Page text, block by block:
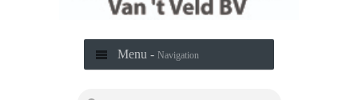
Menu - Navigation